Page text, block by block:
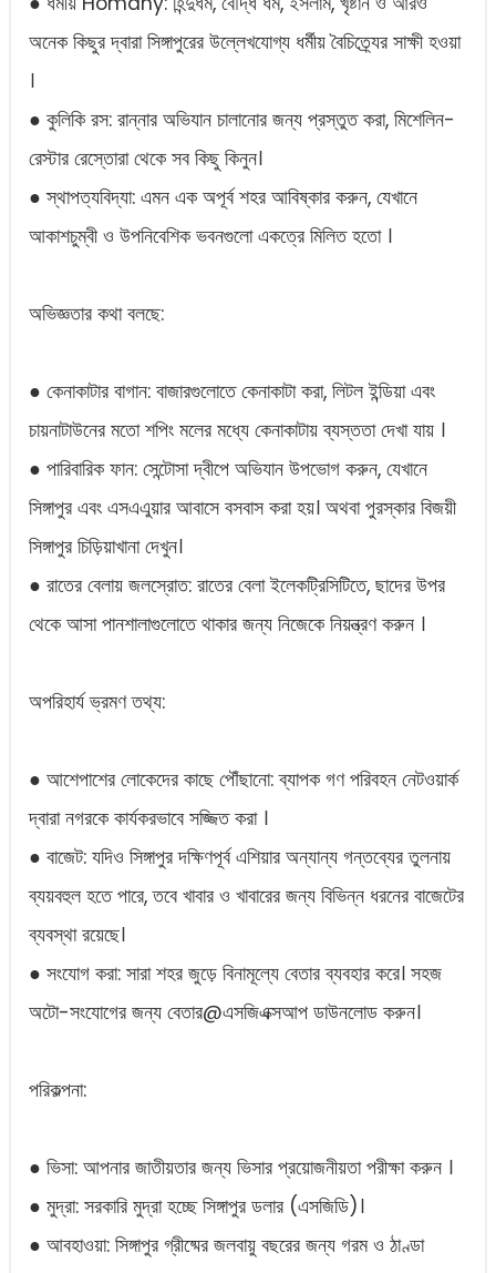
অনেক কিছুর দ্বারা সিঙ্গাপুরের উল্লেখযোগ্য ধর্মীয় বৈচিত্র্যের সাক্ষী হওয়া
।
● কুলিকি রস: রান্নার অভিযান চালানোর জন্য প্রস্তুত করা, মিশেলিন-
রেস্টার রেস্তোরা থেকে সব কিছু কিনুন।
● স্থাপত্যবিদ্যা: এমন এক অপূর্ব শহর আবিষ্কার করুন, যেখানে
আকাশচুম্বী ও উপনিবেশিক ভবনগুলো একত্রে মিলিত হতো ।
অভিজ্ঞতার কথা বলছে:
● কেনাকাটার বাগান: বাজারগুলোতে কেনাকাটা করা, লিটল ইন্ডিয়া এবং
চায়নাটাউনের মতো শপিং মলের মধ্যে কেনাকাটায় ব্যস্ততা দেখা যায় ।
● পারিবারিক ফান: সেন্টোসা দ্বীপে অভিযান উপভোগ করুন, যেখানে
সিঙ্গাপুর এবং এসএএুয়ার আবাসে বসবাস করা হয়। অথবা পুরস্কার বিজয়ী
সিঙ্গাপুর চিড়িয়াখানা দেখুন।
● রাতের বেলায় জলস্রোত: রাতের বেলা ইলেকট্রিসিটিতে, ছাদের উপর
থেকে আসা পানশালাগুলোতে থাকার জন্য নিজেকে নিয়ন্ত্রণ করুন ।
অপরিহার্য ভ্রমণ তথ্য:
● আশেপাশের লোকেদের কাছে পৌঁছানো: ব্যাপক গণ পরিবহন নেটওয়ার্ক
দ্বারা নগরকে কার্যকরভাবে সজ্জিত করা ।
● বাজেট: যদিও সিঙ্গাপুর দক্ষিণপূর্ব এশিয়ার অন্যান্য গন্তব্যের তুলনায়
ব্যয়বহুল হতে পারে, তবে খাবার ও খাবারের জন্য বিভিন্ন ধরনের বাজেটের
ব্যবস্থা রয়েছে।
● সংযোগ করা: সারা শহর জুড়ে বিনামূল্যে বেতার ব্যবহার করে। সহজ
অটো-সংযোগের জন্য বেতার@এসজিএক্সআপ ডাউনলোড করুন।
পরিকল্পনা:
● ভিসা: আপনার জাতীয়তার জন্য ভিসার প্রয়োজনীয়তা পরীক্ষা করুন ।
● মুদ্রা: সরকারি মুদ্রা হচ্ছে সিঙ্গাপুর ডলার (এসজিডি)।
● আবহাওয়া: সিঙ্গাপুর গ্রীষ্মের জলবায়ু বছরের জন্য গরম ও ঠাণ্ডা